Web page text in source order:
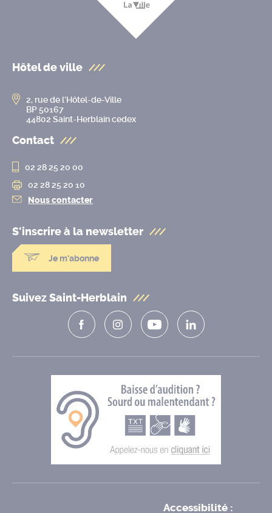
Hôtel de ville
2, rue de l’Hôtel-de-Ville
BP 50167
44802 Saint-Herblain cedex
Contact
02 28 25 20 00
02 28 25 20 10
Nous contacter
S'inscrire à la newsletter
Je m'abonne
Suivez Saint-Herblain
Accessibilité :